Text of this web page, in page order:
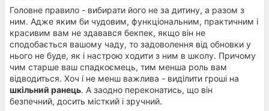
Головне правило - вибирати його не за дитину, а разом з
ним. Адже яким би чудовим, функціональним, практичним і
красивим вам не здавався бекпек, якщо він не
сподобається вашому чаду, то задоволення від обновки у
нього не буде, як і настрою ходити з ним в школу. Причому
чим старше ваш спадкоємець, тим менша роль вам
відводиться. Хоч і не менш важлива - виділити гроші на
шкільний ранець. А заодно переконатись, що він
безпечний, досить місткий і зручний.